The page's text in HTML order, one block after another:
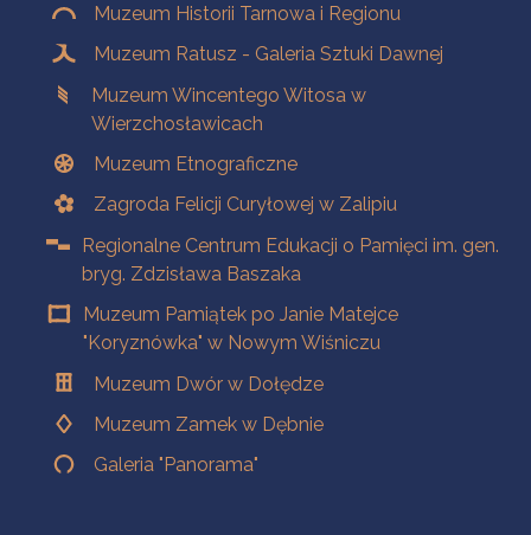
Muzeum Historii Tarnowa i Regionu
Muzeum Ratusz - Galeria Sztuki Dawnej
Muzeum Wincentego Witosa w
Wierzchosławicach
Muzeum Etnograficzne
Zagroda Felicji Curyłowej w Zalipiu
Regionalne Centrum Edukacji o Pamięci im. gen.
bryg. Zdzisława Baszaka
Muzeum Pamiątek po Janie Matejce
"Koryznówka" w Nowym Wiśniczu
Muzeum Dwór w Dołędze
Muzeum Zamek w Dębnie
Galeria "Panorama"